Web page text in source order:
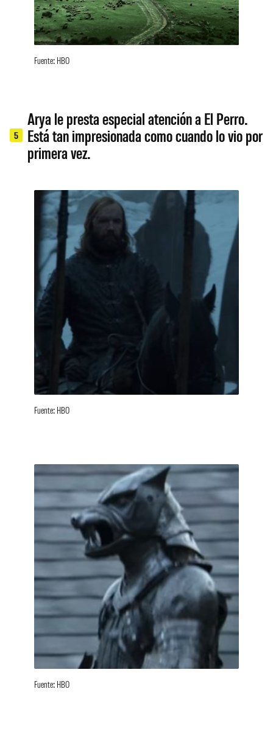
Fuente: HBO
5
Arya le presta especial atención a El Perro.
Está tan impresionada como cuando lo vio por
primera vez.
Fuente: HBO
Fuente: HBO